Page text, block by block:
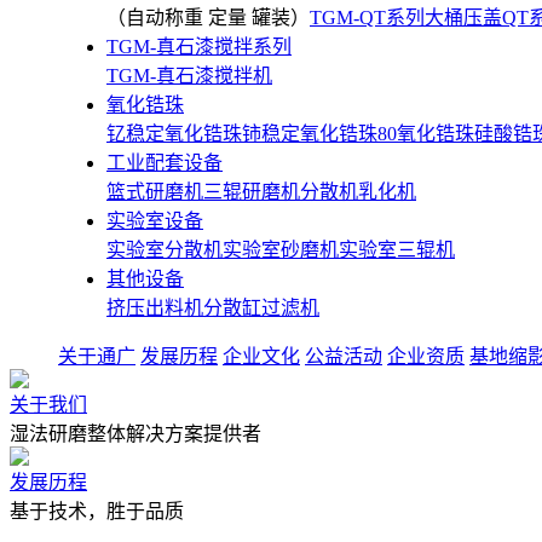
（自动称重 定量 罐装） TGM-QT系列大桶压盖QT
TGM-真石漆搅拌系列
TGM-真石漆搅拌机
氧化锆珠
钇稳定氧化锆珠铈稳定氧化锆珠80氧化锆珠硅酸锆
工业配套设备
篮式研磨机三辊研磨机分散机乳化机
实验室设备
实验室分散机实验室砂磨机实验室三辊机
其他设备
挤压出料机分散缸过滤机
关于通广 发展历程 企业文化 公益活动 企业资质 基地缩
关于我们
湿法研磨整体解决方案提供者
发展历程
基于技术，胜于品质